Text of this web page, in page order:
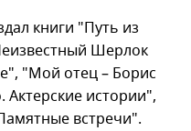
книги "Путь из
Шерлок
"Мой отец – Борис
истории",
встречи".